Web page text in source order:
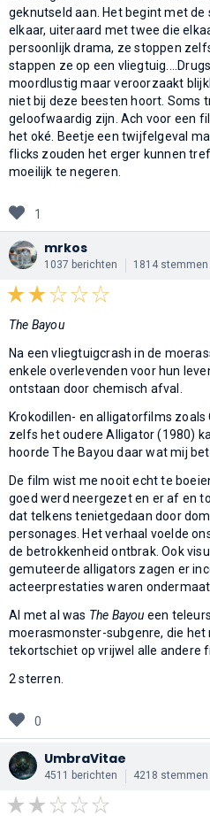
geknutseld aan. Het begint met
elkaar, uiteraard met twee die
persoonlijk drama, ze stoppen
stappen ze op een
moordlustig maar veroorzaakt
niet bij deze beesten hoort. Soms
geloofwaardig zijn. Ach voor een
het oké. Beetje een twijfelgeval
flicks zouden het erger kunnen
moeilijk te negeren.
1
mrkos
1037 berichten 1814 stemmen
The Bayou
Na een vliegtuigcrash in de
enkele overlevenden voor hun
ontstaan door chemisch afval.
Krokodillen- en alligatorfilms
zelfs het oudere Alligator (1980)
hoorde The Bayou daar wat mij
De film wist me nooit echt te
goed werd neergezet en er af en
dat telkens tenietgedaan door
personages. Het verhaal voelde
de betrokkenheid ontbrak. Ook
gemuteerde alligators zagen er
acteerprestaties waren
Al met al was The Bayou een
moerasmonster-subgenre, die
tekortschiet op vrijwel alle andere
2 sterren.
0
UmbraVitae
4511 berichten 4218 stemmen